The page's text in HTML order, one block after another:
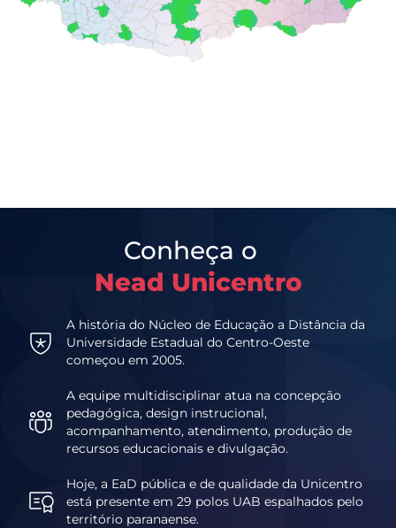
Conheça o
Nead Unicentro
A história do Núcleo de Educação a Distância da
Universidade Estadual do Centro-Oeste
começou em 2005.
A equipe multidisciplinar atua na concepção
pedagógica, design instrucional,
acompanhamento, atendimento, produção de
recursos educacionais e divulgação.
Hoje, a EaD pública e de qualidade da Unicentro
está presente em 29 polos UAB espalhados pelo
território paranaense.